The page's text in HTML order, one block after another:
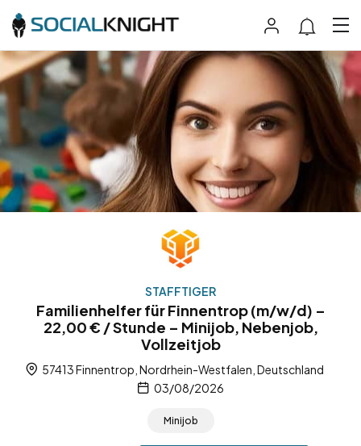
STAFFTIGER
Familienhelfer für Finnentrop (m/w/d) –
22,00 € / Stunde – Minijob, Nebenjob,
Vollzeitjob
57413 Finnentrop, Nordrhein-Westfalen, Deutschland
03/08/2026
Minijob